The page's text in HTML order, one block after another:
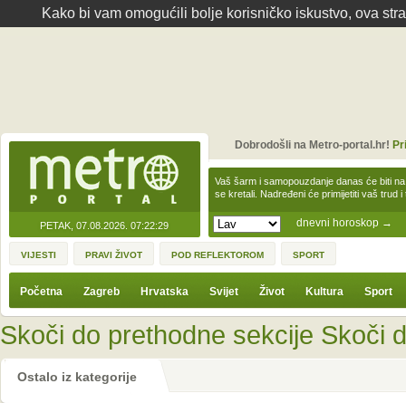
Kako bi vam omogućili bolje korisničko iskustvo, ova
PETAK, 07.08.2026. 07:22:29 dnevni horoskop →
Vaš šarm i samopouzdanje danas će biti
se kretali. Nadređeni će primijetiti vaš trud
Dobrodošli na Metro-portal.hr!
VIJESTI PRAVI ŽIVOT POD REFLEKTOROM SPORT
Početna Zagreb Hrvatska Svijet Život Kultura Sport
Skoči do prethodne sekcije Skoči
Ostalo iz kategorije